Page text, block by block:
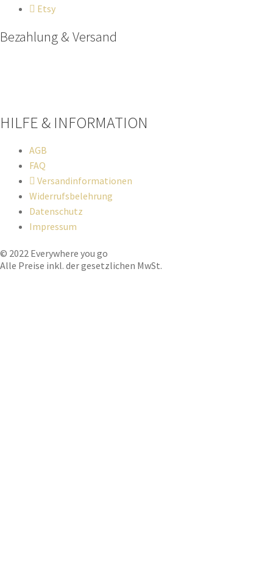
Etsy
Bezahlung & Versand
HILFE & INFORMATION​
AGB
FAQ
Versandinformationen
Widerrufsbelehrung
Datenschutz
Impressum
© 2022 Everywhere you go
Alle Preise inkl. der gesetzlichen MwSt.